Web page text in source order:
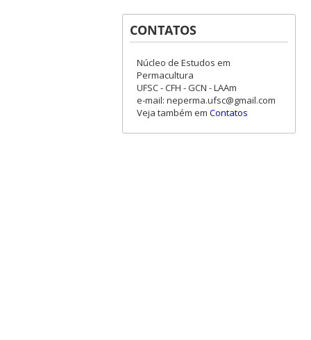
CONTATOS
Núcleo de Estudos em
Permacultura
UFSC - CFH - GCN - LAAm
e-mail: neperma.ufsc@gmail.com
Veja também em Contatos